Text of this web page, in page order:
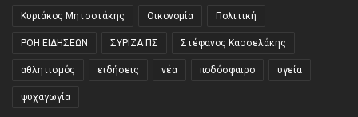
Κυριάκος Μητσοτάκης Οικονομία Πολιτική
ΡΟΗ ΕΙΔΗΣΕΩΝ ΣΥΡΙΖΑ ΠΣ Στέφανος Κασσελάκης
αθλητισμός ειδήσεις νέα ποδόσφαιρο υγεία
ψυχαγωγία